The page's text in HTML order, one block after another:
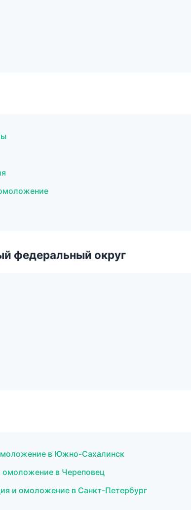
федеральный округ
в Южно-Сахалинск
омоложение в Череповец
и омоложение в Санкт-Петербург